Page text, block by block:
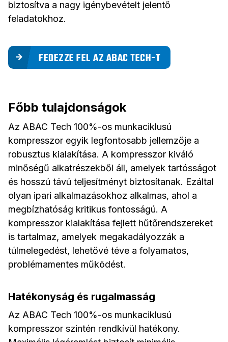
biztosítva a nagy igénybevételt jelentő
feladatokhoz.
FEDEZZE FEL AZ ABAC TECH-T
Főbb tulajdonságok
Az ABAC Tech 100%-os munkaciklusú
kompresszor egyik legfontosabb jellemzője a
robusztus kialakítása. A kompresszor kiváló
minőségű alkatrészekből áll, amelyek tartósságot
és hosszú távú teljesítményt biztosítanak. Ezáltal
olyan ipari alkalmazásokhoz alkalmas, ahol a
megbízhatóság kritikus fontosságú. A
kompresszor kialakítása fejlett hűtőrendszereket
is tartalmaz, amelyek megakadályozzák a
túlmelegedést, lehetővé téve a folyamatos,
problémamentes működést.
Hatékonyság és rugalmasság
Az ABAC Tech 100%-os munkaciklusú
kompresszor szintén rendkívül hatékony.